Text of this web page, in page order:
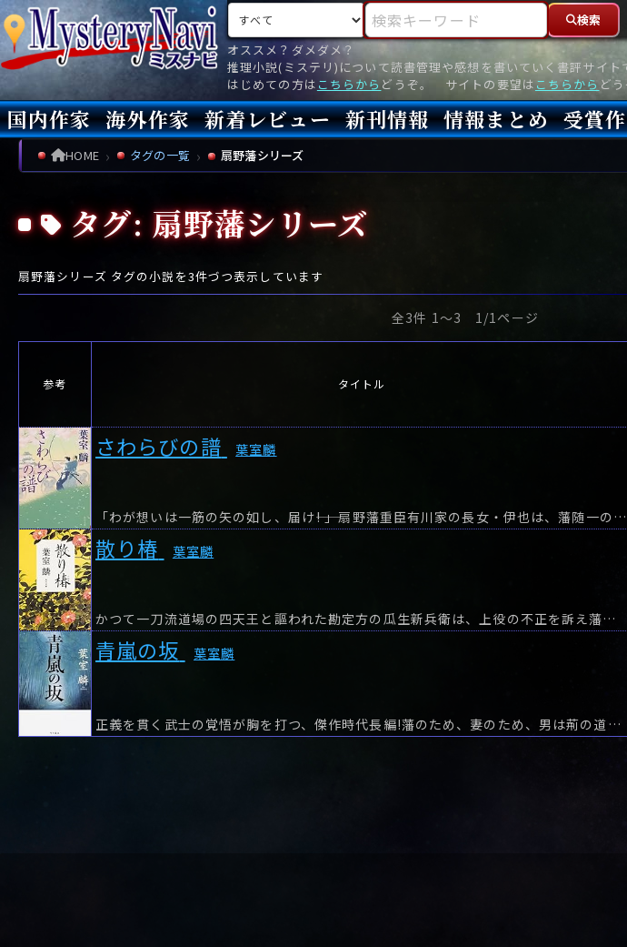
オススメ？ダメダメ？
推理小説(ミステリ)について読書管理や感想を書いていく書評サイト
はじめての方は こちらから どうぞ。 サイトの要望は こちらから どう
検索対象 検索キーワード
検索
国内作家
あ行 あ い う え
お
さ行
さ し す せ
そ
た行
た ち つ
は行
は ひ ふ へ
ほ
ま行
ら行
ら り る れ
ろ
わ行
わ
海外作家
ア行 ア イ ウ エ
サ行
サ シ ス セ
ソ
タ行
タ チ
ハ行
ハ ヒ フ ヘ
ホ
ラ行
ラ リ ル
新着レビュー 新刊情報 情報まとめ 受賞
HOME タグの一覧 扇野藩シリーズ
タグ: 扇野藩シリーズ
扇野藩シリーズ タグの小説を3件づつ表示しています
全3件 1〜3 1/1ページ
参考 タイトル
さわらびの譜 葉室麟
「わが想いは一筋の矢の如し、届け――! 」扇野藩重臣有川家の長女・伊也は、藩随一の弓上手、樋口清四郎と渡り合うほどの腕前。
散り椿 葉室麟
かつて一刀流道場の四天王と謳われた勘定方の瓜生新兵衛は、上役の不正を訴え藩を追われた。
青嵐の坂 葉室麟
正義を貫く武士の覚悟が胸を打つ、傑作時代長編!藩のため、妻のため、男は荊の道を歩み出す――。